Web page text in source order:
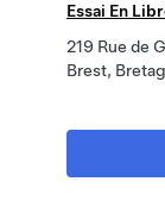
Essai En
219 Rue de
Brest,